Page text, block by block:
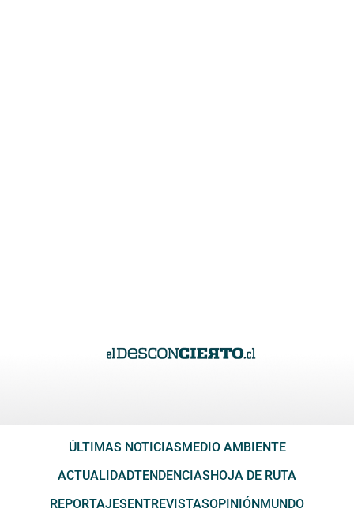
ÚLTIMAS NOTICIASMEDIO AMBIENTE
ACTUALIDADTENDENCIASHOJA DE RUTA
REPORTAJESENTREVISTASOPINIÓNMUNDO